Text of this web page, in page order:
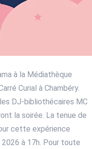
à la Médiathèque
Curial à Chambéry.
DJ-bibliothécaires MC
la soirée. La tenue de
cette expérience
à 17h. Pour toute